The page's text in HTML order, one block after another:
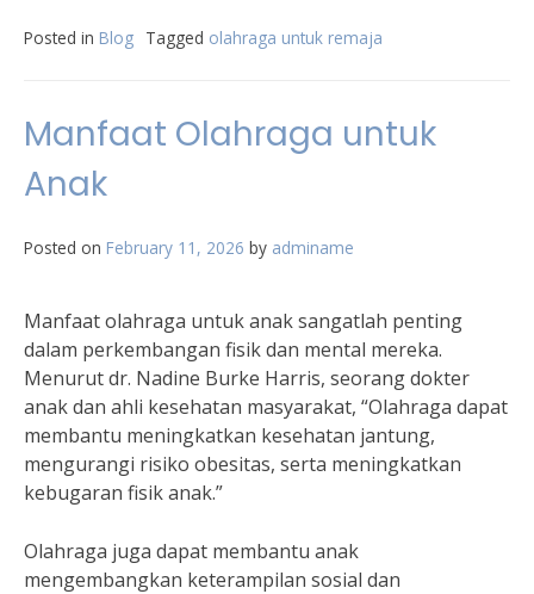
Posted in Blog Tagged olahraga untuk remaja
Manfaat Olahraga untuk
Anak
Posted on February 11, 2026 by adminame
Manfaat olahraga untuk anak sangatlah penting
dalam perkembangan fisik dan mental mereka.
Menurut dr. Nadine Burke Harris, seorang dokter
anak dan ahli kesehatan masyarakat, “Olahraga dapat
membantu meningkatkan kesehatan jantung,
mengurangi risiko obesitas, serta meningkatkan
kebugaran fisik anak.”
Olahraga juga dapat membantu anak
mengembangkan keterampilan sosial dan